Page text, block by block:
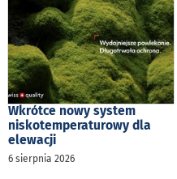
Wkrótce nowy system
niskotemperaturowy dla
elewacji
6 sierpnia 2026